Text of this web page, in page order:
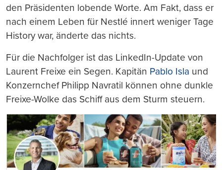
den Präsidenten lobende Worte. Am Fakt, dass er
nach einem Leben für Nestlé innert weniger Tage
History war, änderte das nichts.
Für die Nachfolger ist das LinkedIn-Update von
Laurent Freixe ein Segen. Kapitän Pablo Isla und
Konzernchef Philipp Navratil können ohne dunkle
Freixe-Wolke das Schiff aus dem Sturm steuern.